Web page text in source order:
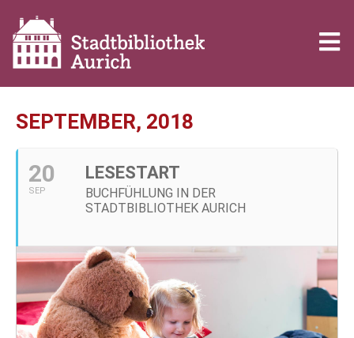
SEPTEMBER, 2018
20
SEP
LESESTART
BUCHFÜHLUNG IN DER
STADTBIBLIOTHEK AURICH